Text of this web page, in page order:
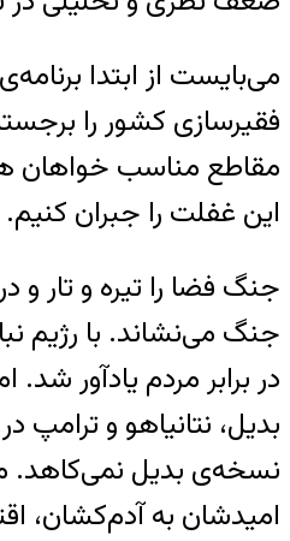
می‌بایست از ابتدا
فقیرسازی کشور را
مقاطع مناسب خواهان
این غفلت را جبران کنیم.
جنگ فضا را تیره و تار
جنگ می‌نشاند. با رژیم
در برابر مردم یادآور
بدیل، نتانیاهو و
نسخه‌ی بدیل نمی‌کاهد.
امیدشان به آدم‌کشان،